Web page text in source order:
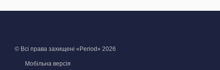
© Всі права захищені «Period» 2026
Мобільна версія